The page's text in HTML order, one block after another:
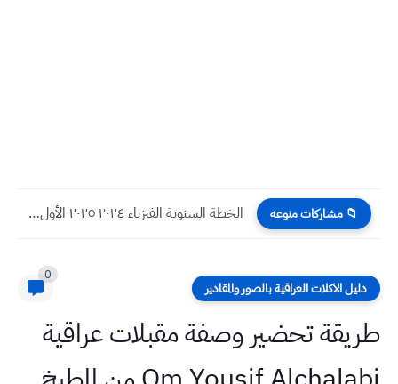
📁 مشاركات منوعه الخطة السنوية الفيزياء ٢٠٢٤ ٢٠٢٥ الأول المتوسط
دليل الاكلات العراقية بالصور والمقادير
0
طريقة تحضير وصفة مقبلات عراقية